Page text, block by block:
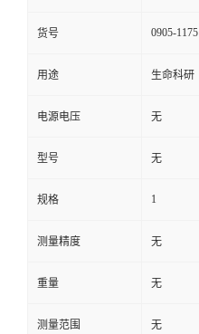
货号 0905-1175
用途 生命科研
电源电压 无
型号 无
规格 1
测量精度 无
重量 无
测量范围 无